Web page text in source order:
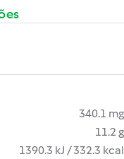
340.1 mg
11.2 g
1390.3 kJ / 332.3 kcal